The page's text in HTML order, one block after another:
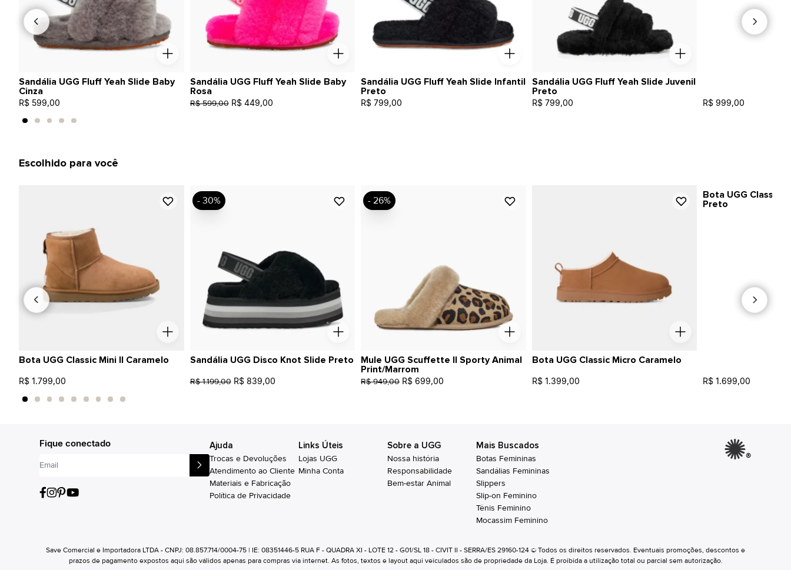
Sandália UGG Fluff Yeah Slide Baby
Cinza
R$ 599,00
Sandália UGG Fluff Yeah Slide Baby
Rosa
R$ 599,00 R$ 449,00
Sandália UGG Fluff Yeah Slide Infantil
Preto
R$ 799,00
Sandália UGG Fluff Yeah Slide Juvenil
Preto
R$ 799,00 R$ 999,00
Escolhido para você
Bota UGG Classic Mini II Caramelo
R$ 1.799,00
Sandália UGG Disco Knot Slide Preto
R$ 1.199,00 R$ 839,00
- 30%
Mule UGG Scuffette II Sporty Animal
Print/Marrom
R$ 949,00 R$ 699,00
- 26%
Bota UGG Classic Micro Caramelo
R$ 1.399,00
Bota UGG Classic
Preto
R$ 1.699,00
®
Fique conectado Ajuda
Trocas e Devoluções
Atendimento ao Cliente
Materiais e Fabricação
Política de Privacidade
Links Úteis
Lojas UGG
Minha Conta
Sobre a UGG
Nossa história
Responsabilidade
Bem-estar Animal
Mais Buscados
Botas Femininas
Sandálias Femininas
Slippers
Slip-on Feminino
Tênis Feminino
Mocassim Feminino
Save Comercial e Importadora LTDA - CNPJ: 08.857.714/0004-75 | IE: 08351446-5 RUA F - QUADRA XI - LOTE 12 - G01/SL 18 - CIVIT II - SERRA/ES 29160-124 © Todos os direitos reservados. Eventuais promoções, descontos e
prazos de pagamento expostos aqui são válidos apenas para compras via internet. As fotos, textos e layout aqui veiculados são de propriedade da Loja. É proibida a utilização total ou parcial sem autorização.